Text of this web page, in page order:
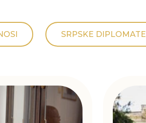
SRPSKE DIPLOMATE